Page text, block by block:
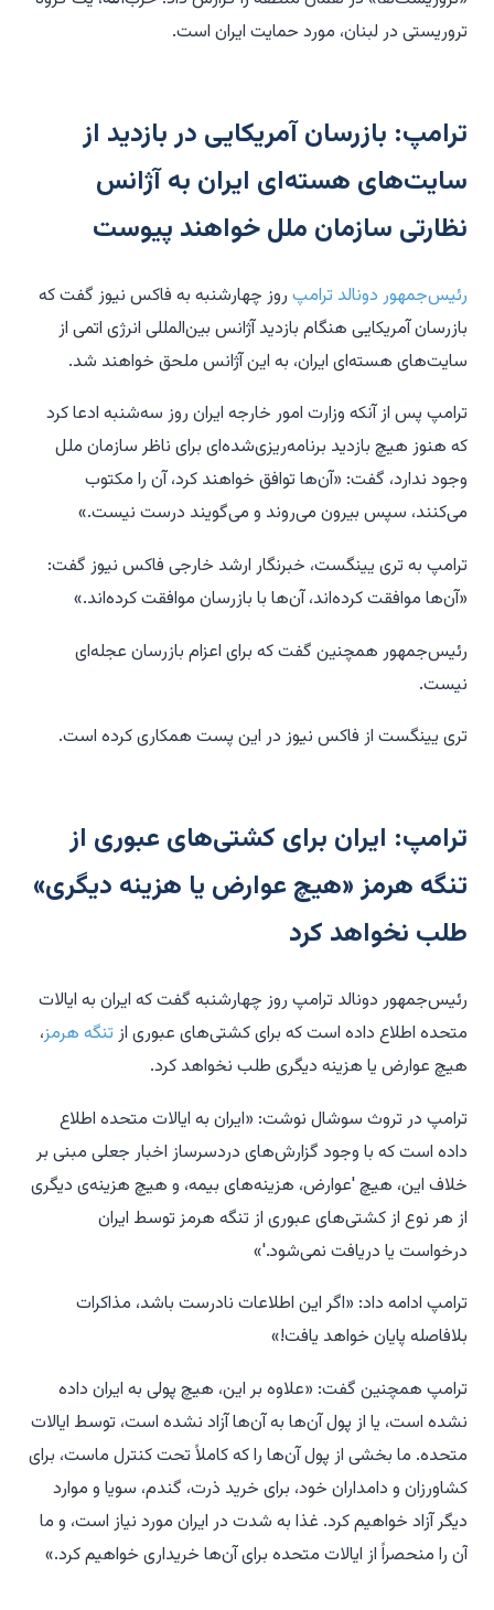
تروریستی در لبنان، مورد حمایت ایران است.
ترامپ: بازرسان آمریکایی در بازدید از
سایت‌های هسته‌ای ایران به آژانس
نظارتی سازمان ملل خواهند پیوست
رئیس‌جمهور دونالد ترامپ روز چهارشنبه به فاکس نیوز گفت که
بازرسان آمریکایی هنگام بازدید آژانس بین‌المللی انرژی اتمی از
سایت‌های هسته‌ای ایران، به این آژانس ملحق خواهند شد.
ترامپ پس از آنکه وزارت امور خارجه ایران روز سه‌شنبه ادعا کرد
که هنوز هیچ بازدید برنامه‌ریزی‌شده‌ای برای ناظر سازمان ملل
وجود ندارد، گفت: «آن‌ها توافق خواهند کرد، آن را مکتوب
می‌کنند، سپس بیرون می‌روند و می‌گویند درست نیست.»
ترامپ به تری یینگست، خبرنگار ارشد خارجی فاکس نیوز گفت:
«آن‌ها موافقت کرده‌اند، آن‌ها با بازرسان موافقت کرده‌اند.»
رئیس‌جمهور همچنین گفت که برای اعزام بازرسان عجله‌ای
نیست.
تری یینگست از فاکس نیوز در این پست همکاری کرده است.
ترامپ: ایران برای کشتی‌های عبوری از
تنگه هرمز «هیچ عوارض یا هزینه‌ دیگری»
طلب نخواهد کرد
رئیس‌جمهور دونالد ترامپ روز چهارشنبه گفت که ایران به ایالات
متحده اطلاع داده است که برای کشتی‌های عبوری از تنگه هرمز،
هیچ عوارض یا هزینه دیگری طلب نخواهد کرد.
ترامپ در تروث سوشال نوشت: «ایران به ایالات متحده اطلاع
داده است که با وجود گزارش‌های دردسرساز اخبار جعلی مبنی بر
خلاف این، هیچ 'عوارض، هزینه‌های بیمه، و هیچ هزینه‌ی دیگری
از هر نوع از کشتی‌های عبوری از تنگه هرمز توسط ایران
درخواست یا دریافت نمی‌شود.'»
ترامپ ادامه داد: «اگر این اطلاعات نادرست باشد، مذاکرات
بلافاصله پایان خواهد یافت!»
ترامپ همچنین گفت: «علاوه بر این، هیچ پولی به ایران داده
نشده است، یا از پول آن‌ها به آن‌ها آزاد نشده است، توسط ایالات
متحده. ما بخشی از پول آن‌ها را که کاملاً تحت کنترل ماست، برای
کشاورزان و دامداران خود، برای خرید ذرت، گندم، سویا و موارد
دیگر آزاد خواهیم کرد. غذا به شدت در ایران مورد نیاز است، و ما
آن را منحصراً از ایالات متحده برای آن‌ها خریداری خواهیم کرد.»